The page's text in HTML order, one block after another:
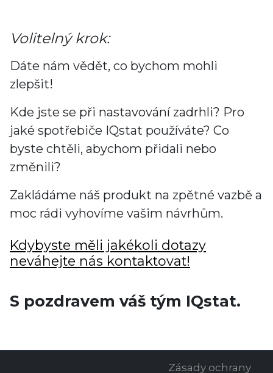
Volitelný krok:
Dáte nám vědět, co bychom mohli
zlepšit!
Kde jste se při nastavování zadrhli? Pro
jaké spotřebiče IQstat používáte? Co
byste chtěli, abychom přidali nebo
změnili?
Zakládáme náš produkt na zpětné vazbě a
moc rádi vyhovíme vašim návrhům.
Kdybyste měli jakékoli dotazy
neváhejte nás kontaktovat!
S pozdravem váš tým IQstat.
Zásady ochrany